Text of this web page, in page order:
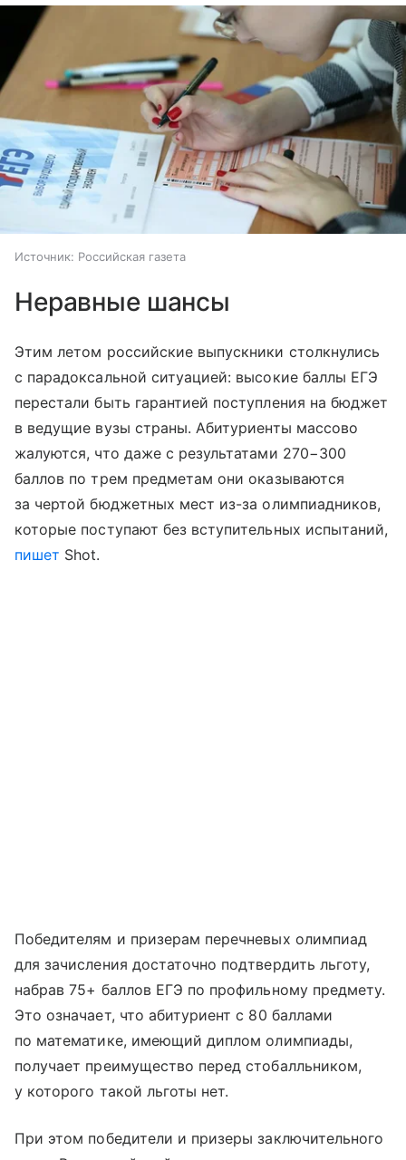
Источник: Российская газета
Неравные шансы
Этим летом российские выпускники столкнулись
с парадоксальной ситуацией: высокие баллы ЕГЭ
перестали быть гарантией поступления на бюджет
в ведущие вузы страны. Абитуриенты массово
жалуются, что даже с результатами 270−300
баллов по трем предметам они оказываются
за чертой бюджетных мест из-за олимпиадников,
которые поступают без вступительных испытаний,
пишет Shot.
Победителям и призерам перечневых олимпиад
для зачисления достаточно подтвердить льготу,
набрав 75+ баллов ЕГЭ по профильному предмету.
Это означает, что абитуриент с 80 баллами
по математике, имеющий диплом олимпиады,
получает преимущество перед стобалльником,
у которого такой льготы нет.
При этом победители и призеры заключительного